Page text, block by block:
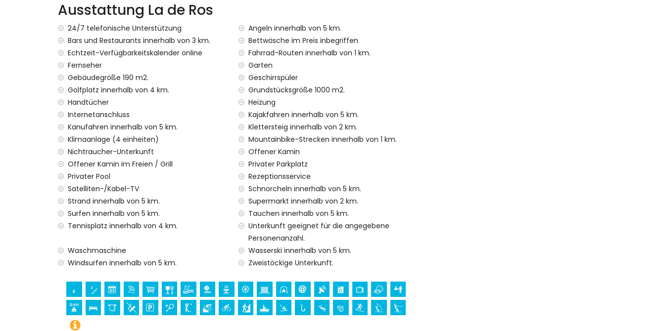
2 private Parkplätze
Weitere Informationen
Nächster Ort: Xàbia (innerhalb von 5 Kilometern von der Villa)
Nächstes Ufer oder Flussufer: Mittelmeer, Xàbia (innerhalb von 5 Kilometern von der Villa)
Nächster Strand: El Arenal, Xàbia (innerhalb von 5 Kilometern von der Villa)
Nächster Hafen: Aduanas del Mar (innerhalb von 5 Kilometern von der Villa)
Nächster Park: Montgó, Xàbia (innerhalb von 2 Kilometern von der Villa)
Nächster Flughafen: Alicante (innerhalb von 100 Kilometern von der Villa)
Zweitnächster Flughafen: Valencia (> 100 Kilometer)
Rauchen ist nicht erlaubt
Haustiere sind nicht erlaubt
Einrichtungen und Dienstleistungen, die im Mietpreis der Villa enthalten sind
Internet (WiFi)
Bügeleisen und Bügelbrett
Bettwäsche und Handtücher
Empfangsservice und 24-Stunden-Notdienst
Luftheizung und Klimaanlage
Einrichtungen und Dienstleistungen gegen Aufpreis
Zustellbett und Kinderbett/Babybett (auf Anfrage)
Unterhaltung und Freizeitaktivitäten für Ihren Urlaub in Xàbia, Costa Blanca
Sehenswürdigkeiten und Kultur in Xàbia, Costa Blanca
Museum (Histórico de Xàbia, Xàbia), Kirche (San Bartolomé, Pueblo, Xàbia), Denkmal (Pueblo de
Xàbia, Xàbia), architektonisches Gebäude (Pueblo de Xàbia, Xàbia), historischer Ort (Pueblo de
Ausstattung La de Ros
24/7 telefonische Unterstützung
Angeln innerhalb von 5 km.
Bars und Restaurants innerhalb von 3 km.
Bettwäsche im Preis inbegriffen
Echtzeit-Verfügbarkeitskalender online
Fahrrad-Routen innerhalb von 1 km.
Fernseher
Garten
Gebäudegröße 190 m2.
Geschirrspüler
Golfplatz innerhalb von 4 km.
Grundstücksgröße 1000 m2.
Handtücher
Heizung
Internetanschluss
Kajakfahren innerhalb von 5 km.
Kanufahren innerhalb von 5 km.
Klettersteig innerhalb von 2 km.
Klimaanlage (4 einheiten)
Mountainbike-Strecken innerhalb von 1 km.
Nichtraucher-Unterkunft
Offener Kamin
Offener Kamin im Freien / Grill
Privater Parkplatz
Privater Pool
Rezeptionsservice
Satelliten-/Kabel-TV
Schnorcheln innerhalb von 5 km.
Strand innerhalb von 5 km.
Supermarkt innerhalb von 2 km.
Surfen innerhalb von 5 km.
Tauchen innerhalb von 5 km.
Tennisplatz innerhalb von 4 km.
Unterkunft geeignet für die angegebene
Personenanzahl.
Waschmaschine
Wasserski innerhalb von 5 km.
Windsurfen innerhalb von 5 km.
Zweistöckige Unterkunft.